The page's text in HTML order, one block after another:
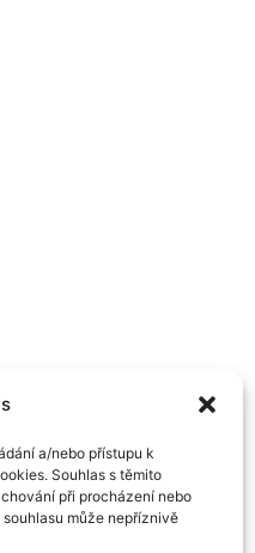
a/nebo přístupu k
Souhlas s těmito
při procházení nebo
může nepříznivě